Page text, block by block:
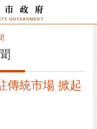
傳統市場 掀起